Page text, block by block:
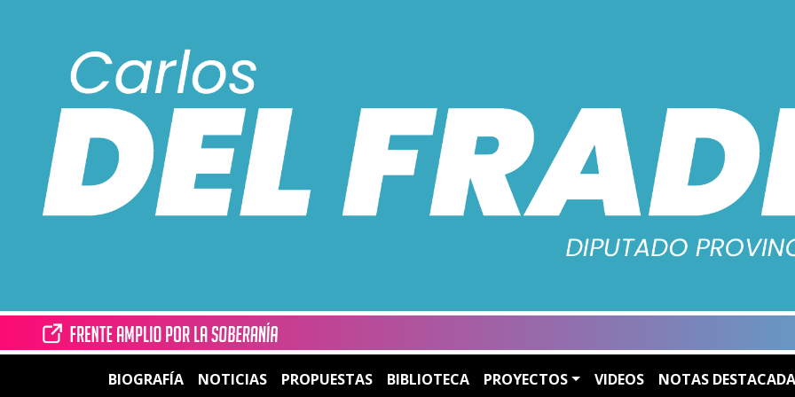
BIOGRAFÍA NOTICIAS PROPUESTAS BIBLIOTECA PROYECTOS VIDEOS NOTAS